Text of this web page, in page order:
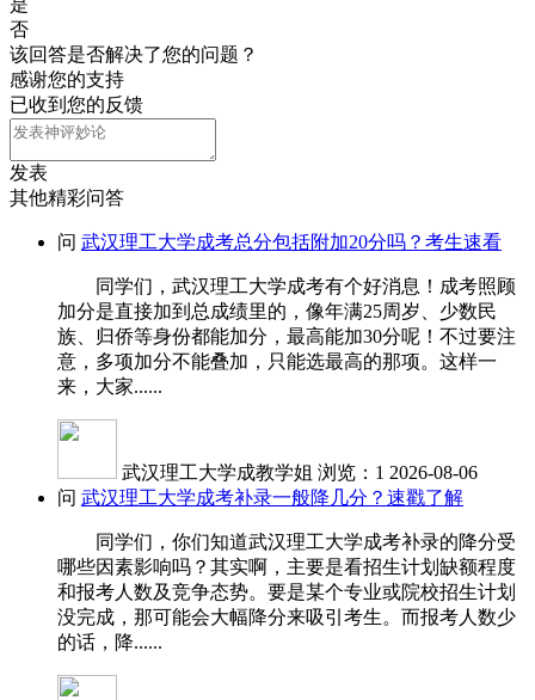
是
否
该回答是否解决了您的问题？
感谢您的支持
已收到您的反馈
发表
其他精彩问答
问 武汉理工大学成考总分包括附加20分吗？考生速看
同学们，武汉理工大学成考有个好消息！成考照顾
加分是直接加到总成绩里的，像年满25周岁、少数民
族、归侨等身份都能加分，最高能加30分呢！不过要注
意，多项加分不能叠加，只能选最高的那项。这样一
来，大家......
武汉理工大学成教学姐 浏览：1 2026-08-06
问 武汉理工大学成考补录一般降几分？速戳了解
同学们，你们知道武汉理工大学成考补录的降分受
哪些因素影响吗？其实啊，主要是看招生计划缺额程度
和报考人数及竞争态势。要是某个专业或院校招生计划
没完成，那可能会大幅降分来吸引考生。而报考人数少
的话，降......